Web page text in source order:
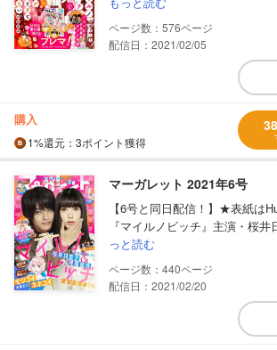
576
配信日：2021/02/05
購入
1%還元 ：3ポイント獲得
マーガレット 2021年6号
【6号と同日配信！】★表紙は
『マイルノビッチ』主演・桜
っと読む
440
配信日：2021/02/20